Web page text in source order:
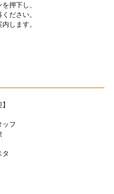
押下し、
ださい。
します。
ッフ
タ